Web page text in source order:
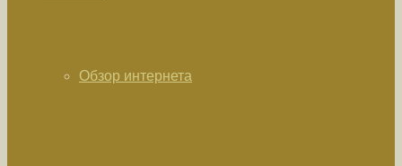
Обзор интернета